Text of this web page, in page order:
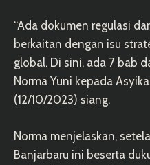
“Ada dokumen regulasi
berkaitan dengan isu
global. Di sini, ada 7 bab
Norma Yuni kepada
(12/10/2023) siang.
Norma menjelaskan,
Banjarbaru ini beserta